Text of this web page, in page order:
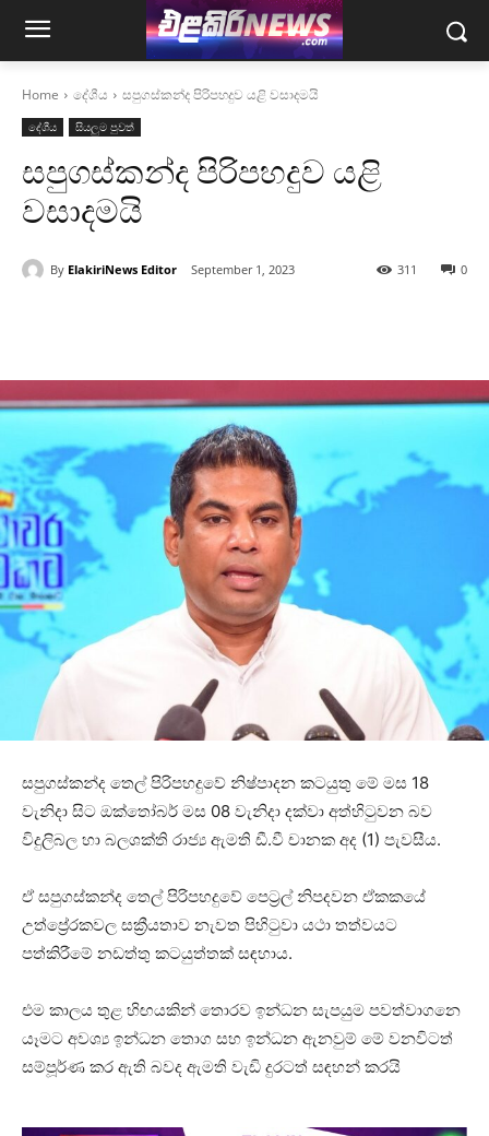
Home දේශීය සපුගස්කන්ද පිරිපහදුව යළි වසාදමයි
දේශීය සියලුම පුවත්
සපුගස්කන්ද පිරිපහදුව යළි
වසාදමයි
By ElakiriNews Editor September 1, 2023 0
311
සපුගස්කන්ද තෙල් පිරිපහදුවේ නිෂ්පාදන කටයුතු මේ මස 18
වැනිදා සිට ඔක්තෝබර් මස 08 වැනිදා දක්වා අත්හිටුවන බව
විදුලිබල හා බලශක්ති රාජ්‍ය ඇමති ඩී.වී චානක අද (1) පැවසීය.
ඒ සපුගස්කන්ද තෙල් පිරිපහදුවේ පෙට්‍රල් නිපදවන ඒකකයේ
උත්ප්‍රේරකවල සක්‍රීයතාව නැවත පිහිටුවා යථා තත්වයට
පත්කිරීමේ නඩත්තු කටයුත්තක් සඳහාය.
එම කාලය තුළ හිඟයකින් තොරව ඉන්ධන සැපයුම පවත්වාගනෙ
යෑමට අවශ්‍ය ඉන්ධන තොග සහ ඉන්ධන ඇනවුම් මේ වනවිටත්
සම්පූර්ණ කර ඇති බවද ඇමති වැඩි දුරටත් සඳහන් කරයි